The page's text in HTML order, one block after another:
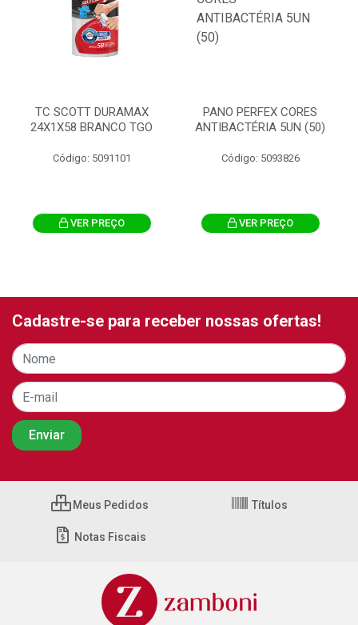
TC SCOTT DURAMAX
24X1X58 BRANCO TGO
Código: 5091101
VER PREÇO
PANO PERFEX CORES
ANTIBACTÉRIA 5UN (50)
Código: 5093826
VER PREÇO
Cadastre-se para receber nossas ofertas!
Meus Pedidos Títulos
Notas Fiscais